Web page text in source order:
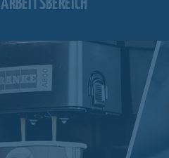
ARBEITSBEREICH